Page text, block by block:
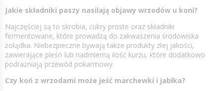
Jakie składniki paszy nasilają objawy wrzodów u koni?
Najczęściej są to skrobia, cukry proste oraz składniki
fermentowane, które prowadzą do zakwaszenia środowiska
żołądka. Niebezpieczne bywają także produkty złej jakości,
zawierające pleśń lub nadmierną ilość kurzu, które dodatkowo
podrażniają przewód pokarmowy.
Czy koń z wrzodami może jeść marchewki i jabłka?